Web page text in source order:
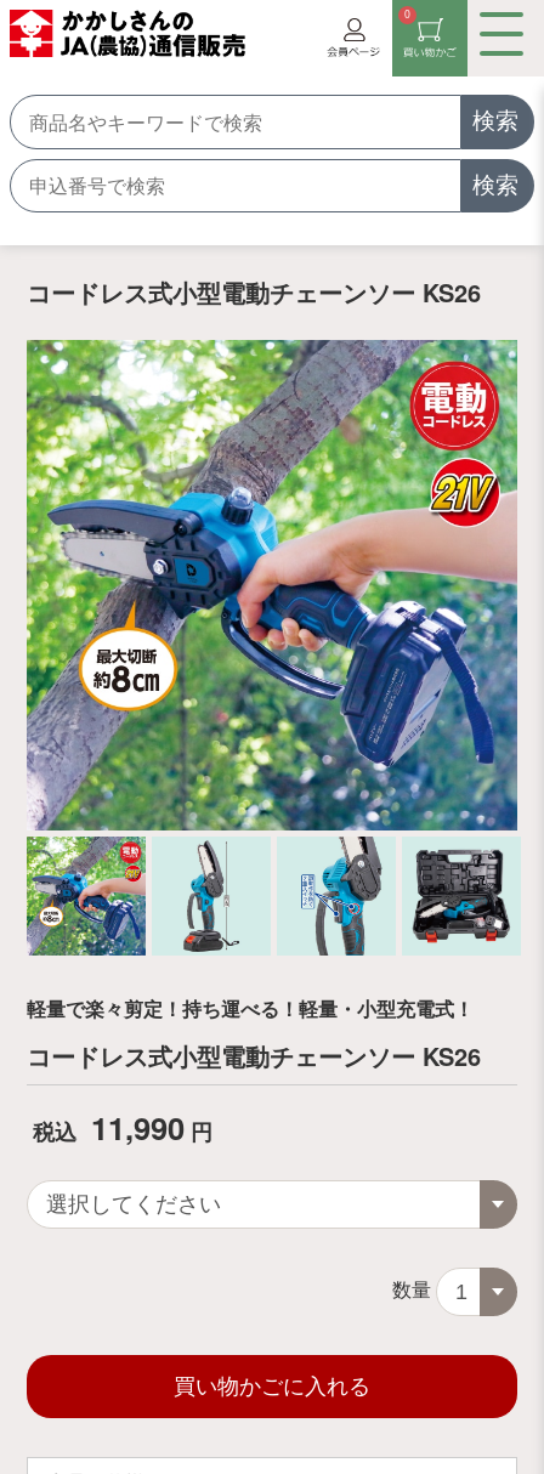
検索
検索
0
コードレス式小型電動チェーンソー KS26
軽量で楽々剪定！持ち運べる！軽量・小型充電式！
コードレス式小型電動チェーンソー KS26
税込 11,990 円
数量
買い物かごに入れる